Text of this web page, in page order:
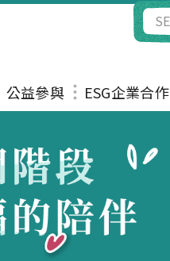
公益參與 ESG企業合作